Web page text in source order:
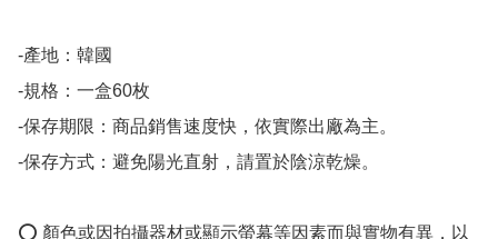
-產地：韓國
-規格：一盒60枚
-保存期限：商品銷售速度快，依實際出廠為主。
-保存方式：避免陽光直射，請置於陰涼乾燥。
⭕️ 顏色或因拍攝器材或顯示螢幕等因素而與實物有異，以